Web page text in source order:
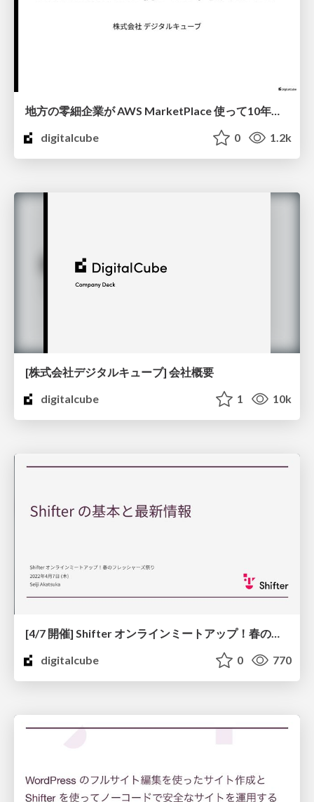
digitalcube
0 1.2k
[株式会社デジタルキューブ] 会社概要
digitalcube
1 10k
[4/7 開催] Shifter オンラインミートアップ！春のフレッシャーズ祭り
digitalcube
0 770